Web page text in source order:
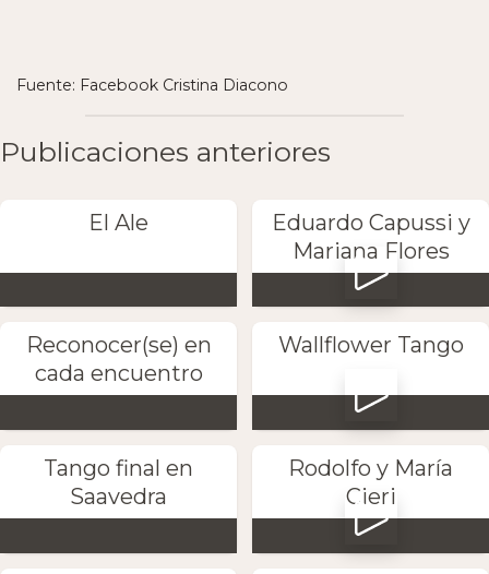
Fuente: Facebook Cristina Diacono
Publicaciones anteriores
El Ale
Eduardo Capussi y
Mariana Flores
Reconocer(se) en
cada encuentro
Wallflower Tango
Tango final en
Saavedra
Rodolfo y María
Cieri